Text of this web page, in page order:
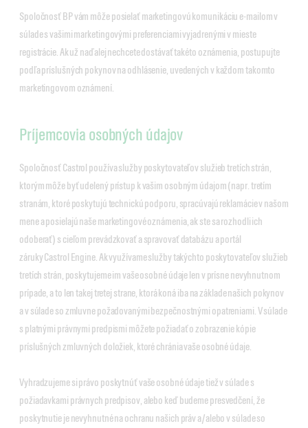
Spoločnosť BP vám môže posielať marketingovú komunikáciu e-mailom v
súlade s vašimi marketingovými preferenciami vyjadrenými v mieste
registrácie. Ak už naďalej nechcete dostávať takéto oznámenia, postupujte
podľa príslušných pokynov na odhlásenie, uvedených v každom takomto
marketingovom oznámení.
Príjemcovia osobných údajov
Spoločnosť Castrol používa služby poskytovateľov služieb tretích strán,
ktorým môže byť udelený prístup k vašim osobným údajom (napr. tretím
stranám, ktoré poskytujú technickú podporu, spracúvajú reklamácie v našom
mene a posielajú naše marketingové oznámenia, ak ste sa rozhodli ich
odoberať) s cieľom prevádzkovať a spravovať databázu a portál
záruky Castrol Engine. Ak využívame služby takýchto poskytovateľov služieb
tretích strán, poskytujeme im vaše osobné údaje len v prísne nevyhnutnom
prípade, a to len takej tretej strane, ktorá koná iba na základe našich pokynov
a v súlade so zmluvne požadovanými bezpečnostnými opatreniami. V súlade
s platnými právnymi predpismi môžete požiadať o zobrazenie kópie
príslušných zmluvných doložiek, ktoré chránia vaše osobné údaje.
Vyhradzujeme si právo poskytnúť vaše osobné údaje tiež v súlade s
požiadavkami právnych predpisov, alebo keď budeme presvedčení, že
poskytnutie je nevyhnutné na ochranu našich práv a/alebo v súlade so